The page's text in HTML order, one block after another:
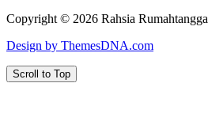
Copyright © 2026 Rahsia Rumahtangga
Design by ThemesDNA.com
Scroll to Top